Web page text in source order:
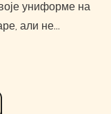
униформе на
али не…